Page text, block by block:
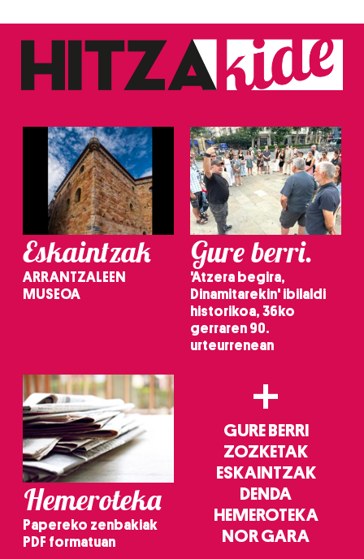
Eskaintzak
ARRANTZALEEN
MUSEOA
Gure berri.
'Atzera begira,
Dinamitarekin' ibilaldi
historikoa, 36ko
gerraren 90.
urteurrenean
Hemeroteka
Papereko zenbakiak
PDF formatuan
+
GURE BERRI
ZOZKETAK
ESKAINTZAK
DENDA
HEMEROTEKA
NOR GARA